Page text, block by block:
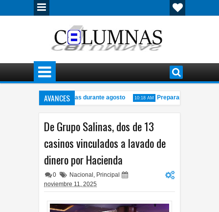
AVANCES
actividades gratuitas durante agosto 10:18 AM
Preparan semana de
De Grupo Salinas, dos de 13
casinos vinculados a lavado de
dinero por Hacienda
0 Nacional , Principal
noviembre 11, 2025